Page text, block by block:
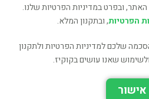
2 למה אין צדק בעולם
האתר, ובפרט במדיניות הפרטיות שלנו.
הפרטיות, ובתקנון המלא.
שלכם למדיניות הפרטיות ולתקנון
שאנו עושים בקוקיז.
אישור